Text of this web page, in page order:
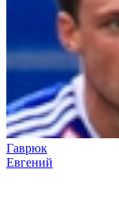
Гаврюк
Евгений